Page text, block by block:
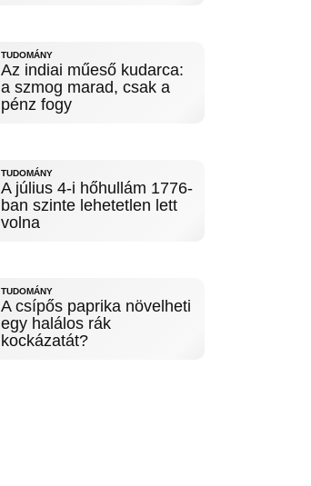
TUDOMÁNY
Az indiai műeső kudarca:
a szmog marad, csak a
pénz fogy
TUDOMÁNY
A július 4-i hőhullám 1776-
ban szinte lehetetlen lett
volna
TUDOMÁNY
A csípős paprika növelheti
egy halálos rák
kockázatát?